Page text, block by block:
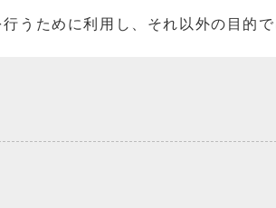
うために利用し、それ以外の目的で